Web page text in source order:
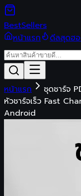
BestSellers
หน้าแรก
ดีลสุดฮ
หน้าแรก
ชุดชาร์จ
หัวชาร์จเร็ว Fast
Android